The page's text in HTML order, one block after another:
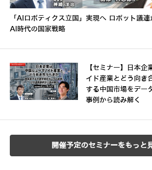
「AIロボティクス立国」実現へ ロボット議
AI時代の国家戦略
【セミナー】日本企
イド産業とどう向
する中国市場をデー
事例から読み解く
開催予定のセミナーをもっと